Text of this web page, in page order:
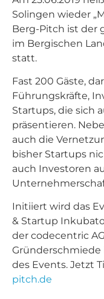
Solingen wieder
Berg-Pitch ist der
im Bergischen
statt.
Fast 200 Gäste,
Führungskräfte,
Startups, die sich
präsentieren.
auch die
bisher Startups
auch Investoren
Initiiert wird das
& Startup
der codecentric
Gründerschmiede
des Events. Jetzt
pitch.de